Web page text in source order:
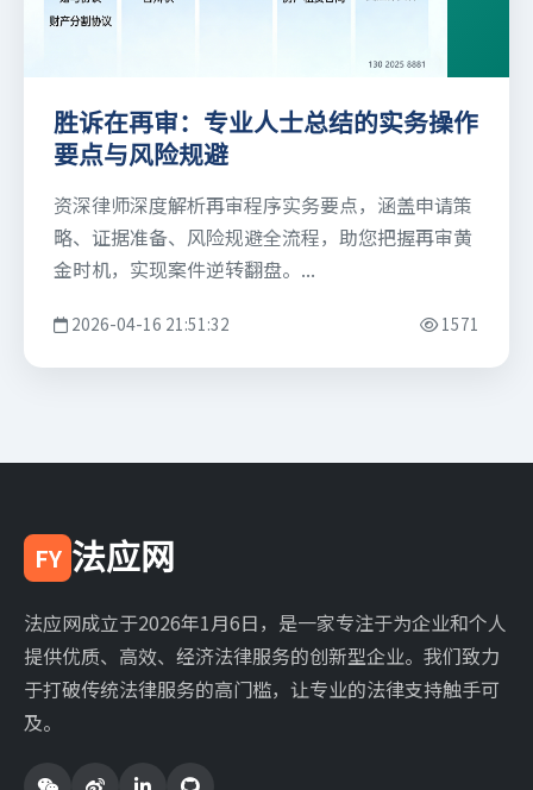
胜诉在再审：专业人士总结的实务操作
要点与风险规避
资深律师深度解析再审程序实务要点，涵盖申请策
略、证据准备、风险规避全流程，助您把握再审黄
金时机，实现案件逆转翻盘。...
2026-04-16 21:51:32 1571
FY 法应网
法应网成立于2026年1月6日，是一家专注于为企业和个人
提供优质、高效、经济法律服务的创新型企业。我们致力
于打破传统法律服务的高门槛，让专业的法律支持触手可
及。